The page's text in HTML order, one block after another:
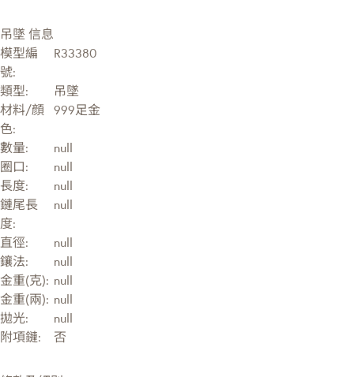
吊墜 信息
模型編
號:
R33380
類型:
吊墜
材料/顔
色:
999足金
數量:
null
圈口:
null
長度:
null
鏈尾長
度:
null
直徑:
null
鑲法:
null
金重(克): null
金重(兩): null
拋光:
null
附項鏈:
否